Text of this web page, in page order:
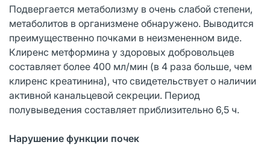
Подвергается метаболизму в очень слабой степени,
метаболитов в организмене обнаружено. Выводится
преимущественно почками в неизмененном виде.
Клиренс метформина у здоровых добровольцев
составляет более 400 мл/мин (в 4 раза больше, чем
клиренс креатинина), что свидетельствует о наличии
активной канальцевой секреции. Период
полувыведения составляет приблизительно 6,5 ч.
Нарушение функции почек